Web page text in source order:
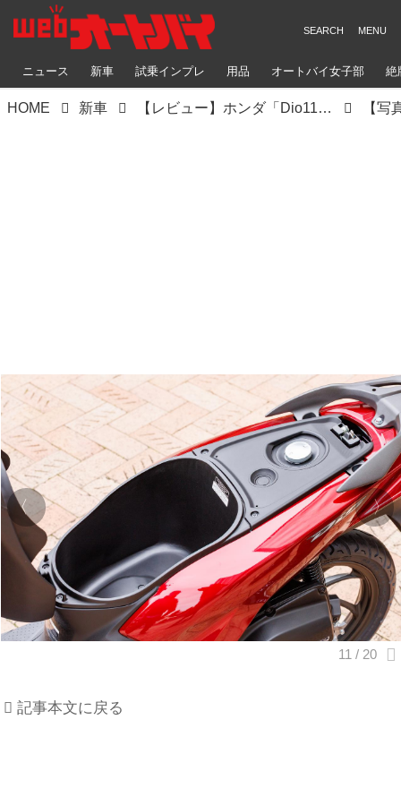
ニュース 新車 試乗インプレ 用品 オートバイ女子部 絶
HOME 新車 【レビュー】ホンダ「Dio110 Lite」インプレ｜国内初試乗！ 使い勝手の良さはそのまま！ 手頃な価格が魅力の新原付
記事本文に戻る